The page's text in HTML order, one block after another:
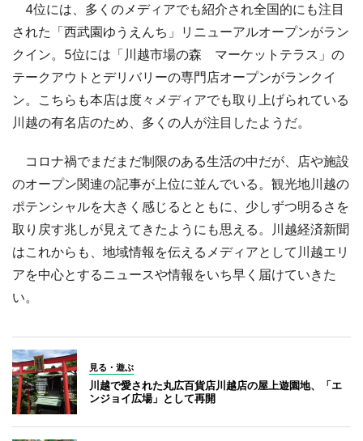
4位には、多くのメディアでも紹介され全国的にも注目
された「西武園ゆうえんち」リニューアルオープンがラン
クイン。5位には「川越市場の森 マーケットテラス」の
テークアウトとデリバリーの専門店オープンがランクイ
ン。こちらも本店は度々メディアでも取り上げられている
川越の有名店のため、多くの人が注目したようだ。
コロナ禍でまだまだ制限のある生活の中だが、店や施設
のオープン関連の記事が上位に並んでいる。観光地川越の
ポテンシャルを大きく感じるとともに、少しずつ明るさを
取り戻す兆しが見えてきたようにも思える。川越経済新聞
はこれからも、地域情報を伝えるメディアとして川越エリ
アを中心とするニュースや情報をいち早く届けていきた
い。
見る・遊ぶ
川越で愛された丸広百貨店川越店の屋上遊園地、「エ
ンジョイ広場」として再開